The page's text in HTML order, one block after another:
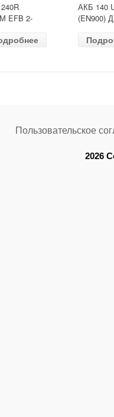
EFB 2-
ДШВ
АКБ 140
(EN900)
залит
Пользовательское
2026